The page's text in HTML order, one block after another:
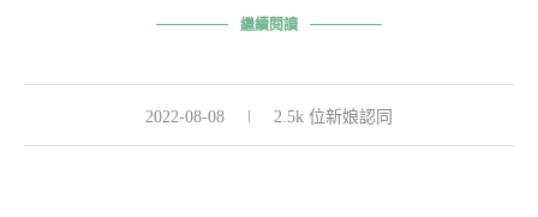
繼續閱讀
2022-08-08 2.5k 位新娘認同